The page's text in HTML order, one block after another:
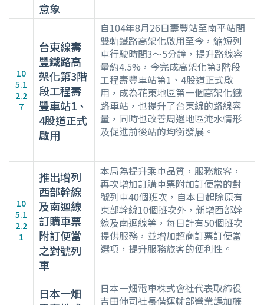
意象
10
5.1
2.2
7
台東線壽
豐鐵路高
架化第3階
段工程壽
豐車站1、
4股道正式
啟用
自104年8月26日壽豐站至南平站間
雙軌鐵路高架化啟用至今，縮短列
車行駛時間3～5分鐘，提升路線容
量約4.5%，今完成高架化第3階段
工程壽豐車站第1、4股道正式啟
用，成為花東地區第一個高架化鐵
路車站，也提升了台東線的路線容
量，同時也改善周邊地區淹水情形
及促進前後站的均衡發展。
10
5.1
2.2
1
推出增列
西部幹線
及南迴線
訂購車票
附訂便當
之對號列
車
本局為提升乘車品質，服務旅客，
再次增加訂購車票附加訂便當的對
號列車40個班次，自本日起除原有
東部幹線10個班次外，新增西部幹
線及南迴線等，每日計有50個班次
提供服務，並增加超商訂票訂便當
選項，提升服務旅客的便利性。
日本一畑
日本一畑電車株式會社代表取締役
吉田伸司社長偕運輸部營業課加藤